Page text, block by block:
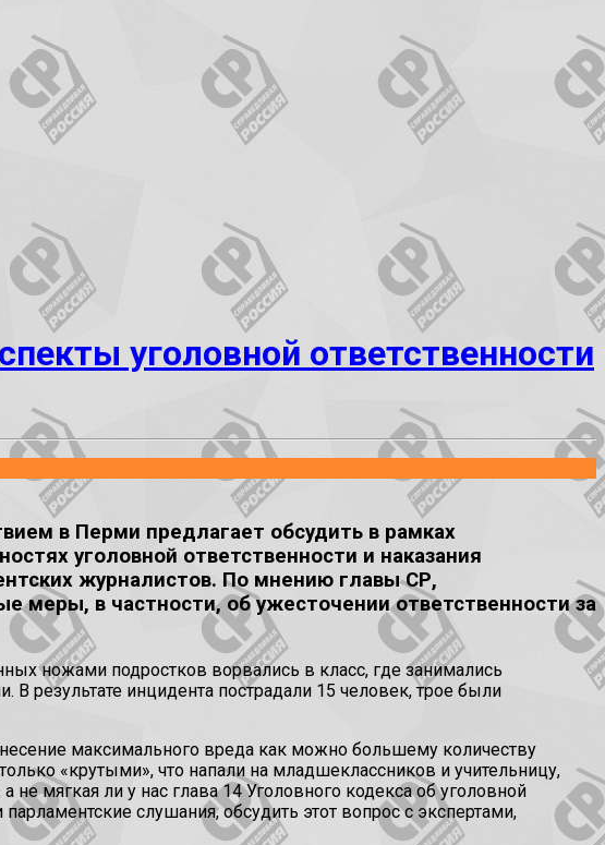
уголовной ответственности
в Перми предлагает обсудить в рамках
уголовной ответственности и наказания
журналистов. По мнению главы СР,
меры, в частности, об ужесточении ответственности за
ножами подростков ворвались в класс, где занимались
В результате инцидента пострадали 15 человек, трое были
максимального вреда как можно большему количеству
«крутыми», что напали на младшеклассников и учительницу,
мягкая ли у нас глава 14 Уголовного кодекса об уголовной
слушания, обсудить этот вопрос с экспертами,